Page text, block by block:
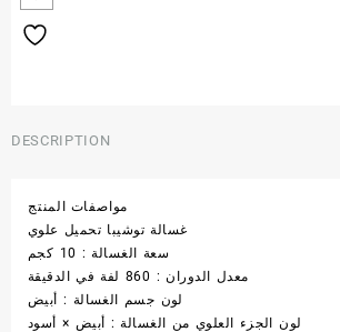
DESCRIPTION
مواصفات المنتج
غسالة توشيبا تحميل علوي
سعة الغسالة : 10 كجم
معدل الدوران : 860 لفة في الدقيقة
لون جسم الغسالة : أبيض
لون الجزء العلوي من الغسالة : أبيض × أسود